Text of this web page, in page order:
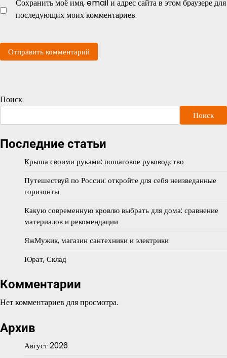
Сохранить моё имя, email и адрес сайта в этом браузере для
последующих моих комментариев.
Поиск
Поиск
Последние статьи
Крыша своими руками: пошаговое руководство
Путешествуй по России: откройте для себя неизведанные
горизонты
Какую современную кровлю выбрать для дома: сравнение
материалов и рекомендации
ЯжМужик, магазин сантехники и электрики
Юрат, Склад
Комментарии
Нет комментариев для просмотра.
Архив
Август 2026